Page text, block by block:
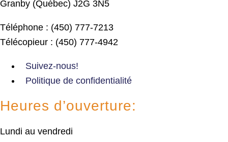
Granby (Québec) J2G 3N5
Téléphone : (450) 777-7213
Télécopieur : (450) 777-4942
Suivez-nous!
Politique de confidentialité
Heures d’ouverture:
Lundi au vendredi